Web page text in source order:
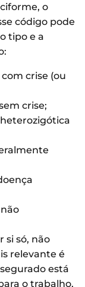
o
código pode
tipo e a
crise (ou
crise;
si só, não
relevante é
está
o trabalho,